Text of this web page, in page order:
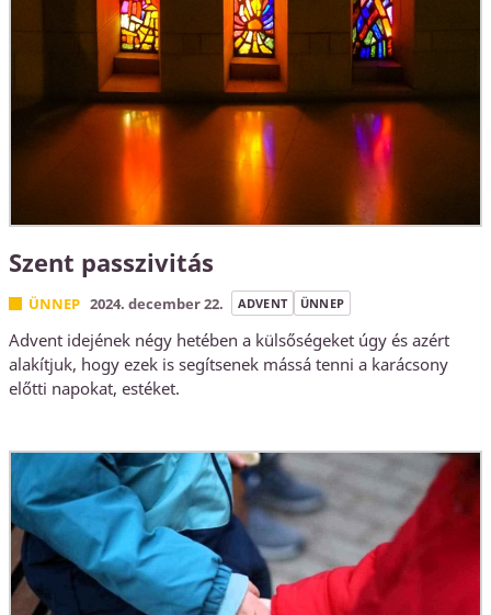
Szent passzivitás
ÜNNEP 2024. december 22. ADVENT ÜNNEP
Advent idejének négy hetében a külsőségeket úgy és azért
alakítjuk, hogy ezek is segítsenek mássá tenni a karácsony
előtti napokat, estéket.